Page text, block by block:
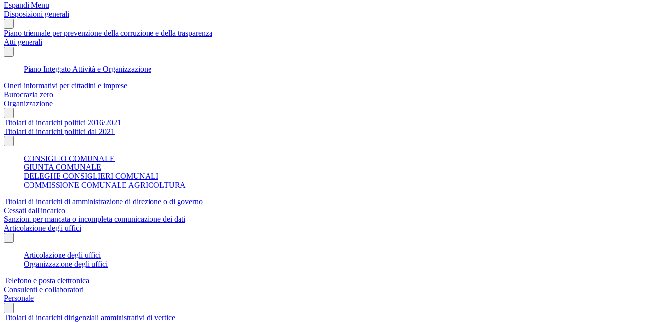
Espandi Menu
Disposizioni generali
Piano triennale per prevenzione della corruzione e della trasparenza
Atti generali
Piano Integrato Attività e Organizzazione
Oneri informativi per cittadini e imprese
Burocrazia zero
Organizzazione
Titolari di incarichi politici 2016/2021
Titolari di incarichi politici dal 2021
CONSIGLIO COMUNALE
GIUNTA COMUNALE
DELEGHE CONSIGLIERI COMUNALI
COMMISSIONE COMUNALE AGRICOLTURA
Titolari di incarichi di amministrazione di direzione o di governo
Cessati dall'incarico
Sanzioni per mancata o incompleta comunicazione dei dati
Articolazione degli uffici
Articolazione degli uffici
Organizzazione degli uffici
Telefono e posta elettronica
Consulenti e collaboratori
Personale
Titolari di incarichi dirigenziali amministrativi di vertice